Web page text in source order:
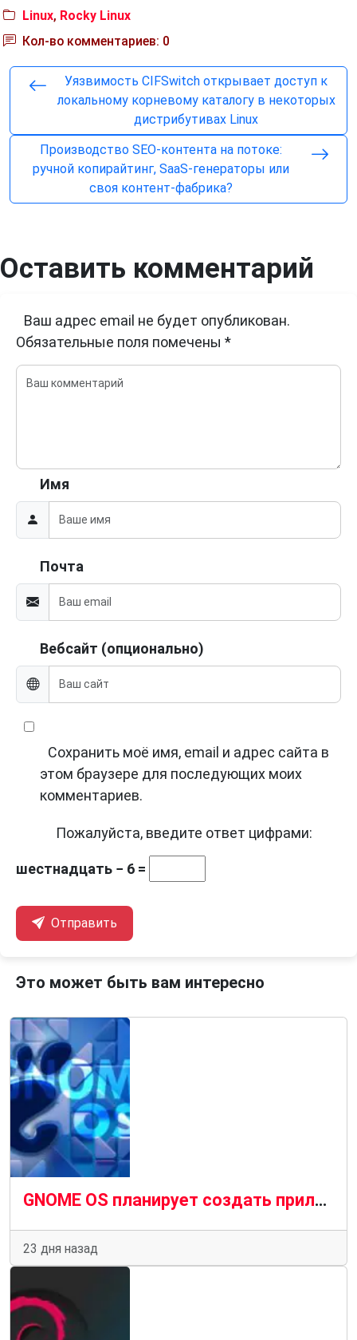
Linux, Rocky Linux
Кол-во комментариев: 0
Уязвимость CIFSwitch открывает доступ к
локальному корневому каталогу в некоторых
дистрибутивах Linux
Производство SEO-контента на потоке:
ручной копирайтинг, SaaS-генераторы или
своя контент-фабрика?
Оставить комментарий
Ваш адрес email не будет опубликован.
Обязательные поля помечены *
Имя
Почта
Вебсайт (опционально)
Сохранить моё имя, email и адрес сайта в
этом браузере для последующих моих
комментариев.
Пожалуйста, введите ответ цифрами:
шестнадцать − 6 =
Отправить
Это может быть вам интересно
GNOME OS планирует создать приложение, похожее на TestFlight, для экспериментального программного обеспечения
23 дня назад